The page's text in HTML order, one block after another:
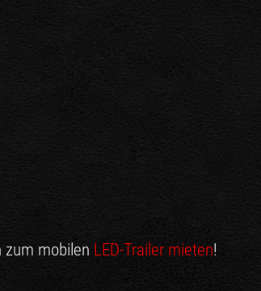
zum mobilen LED-Trailer mieten!